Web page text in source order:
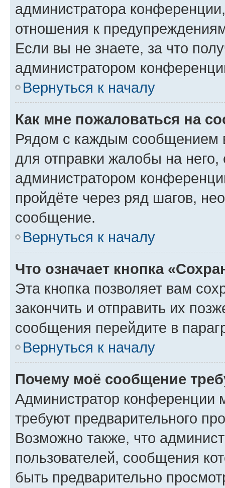
администратора
отношения к
Если вы не знаете, за что
администратором
Вернуться к началу
Как мне пожаловаться на
Рядом с каждым сообщением
для отправки жалобы на
администратором
пройдёте через ряд шагов,
сообщение.
Вернуться к началу
Что означает кнопка
Эта кнопка позволяет вам
закончить и отправить их
сообщения перейдите в
Вернуться к началу
Почему моё сообщение
Администратор конференции
требуют предварительного
Возможно также, что
пользователей, сообщения
быть предварительно